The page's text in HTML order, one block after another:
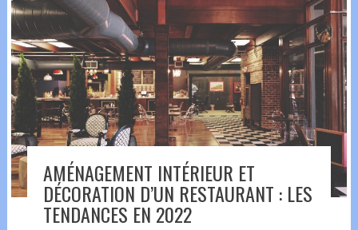
AMÉNAGEMENT INTÉRIEUR ET
DÉCORATION D’UN RESTAURANT : LES
TENDANCES EN 2022